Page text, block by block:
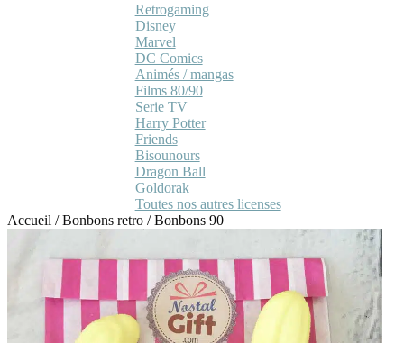
Retrogaming
Disney
Marvel
DC Comics
Animés / mangas
Films 80/90
Serie TV
Harry Potter
Friends
Bisounours
Dragon Ball
Goldorak
Toutes nos autres licenses
Accueil /Bonbons retro /Bonbons 90